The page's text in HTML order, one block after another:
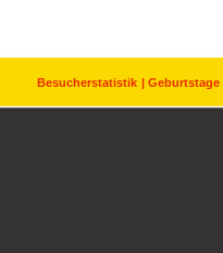
Besucherstatistik Geburtstage